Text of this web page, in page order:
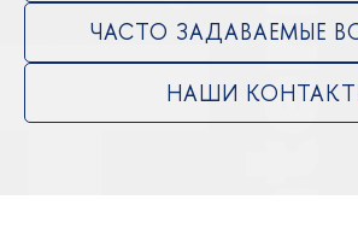
ЧАСТО ЗАДАВАЕМЫЕ
НАШИ